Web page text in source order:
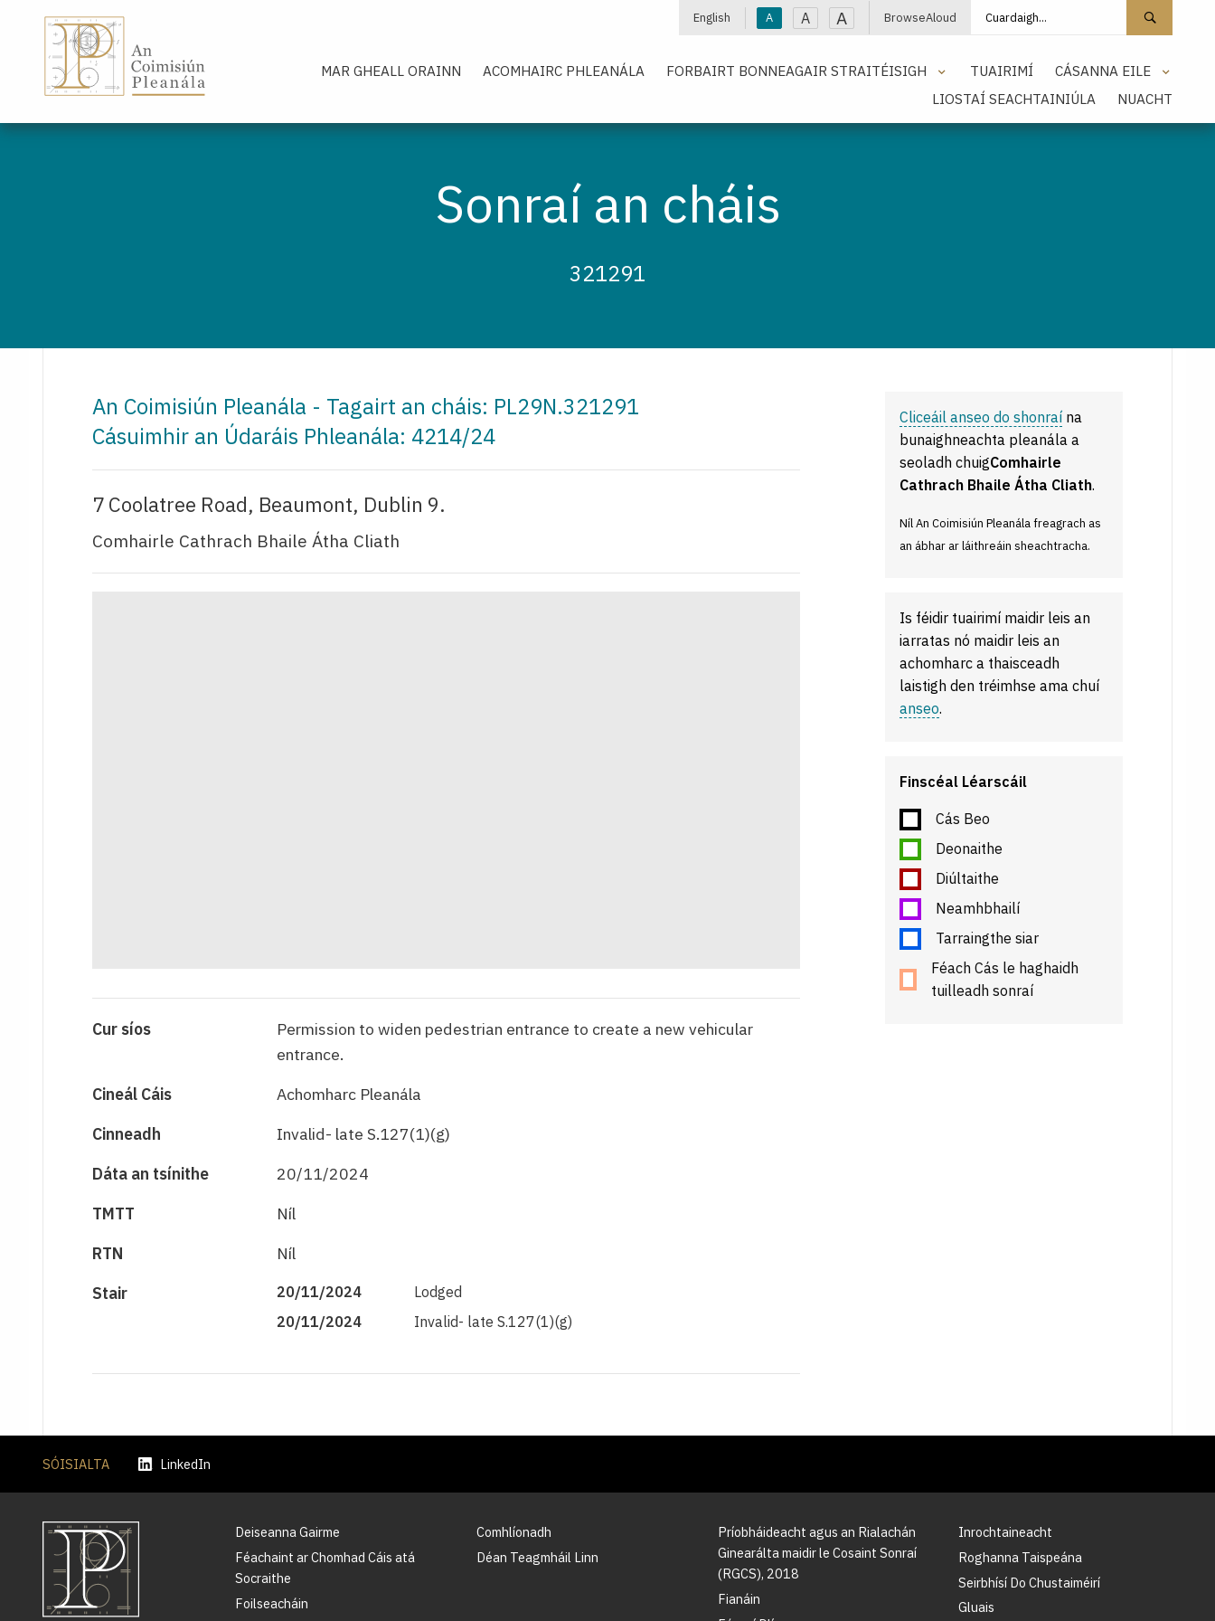
English A A A BrowseAloud Cuardaigh láithreán
MAR GHEALL ORAINN ACOMHAIRC PHLEANÁLA FORBAIRT BONNEAGAIR STRAITÉISIGH TUAIRIMÍ
CÁSANNA EILE
LIOSTAÍ SEACHTAINIÚLA
NUACHT
Sonraí an cháis
321291
An Coimisiún Pleanála - Tagairt an cháis: PL29N.321291
Cásuimhir an Údaráis Phleanála: 4214/24
7 Coolatree Road, Beaumont, Dublin 9.
Comhairle Cathrach Bhaile Átha Cliath
Cur síos
Permission to widen pedestrian entrance to create a new vehicular
entrance.
Cineál Cáis
Achomharc Pleanála
Cinneadh
Invalid- late S.127(1)(g)
Dáta an tsínithe
20/11/2024
TMTT
Níl
RTN
Níl
Stair
20/11/2024
Lodged
20/11/2024
Invalid- late S.127(1)(g)
Cliceáil anseo do shonraí na
bunaighneachta pleanála a
seoladh chuigComhairle
Cathrach Bhaile Átha Cliath.
Níl An Coimisiún Pleanála freagrach as
an ábhar ar láithreáin sheachtracha.
Is féidir tuairimí maidir leis an
iarratas nó maidir leis an
achomharc a thaisceadh
laistigh den tréimhse ama chuí
anseo.
Finscéal Léarscáil
Cás Beo
Deonaithe
Diúltaithe
Neamhbhailí
Tarraingthe siar
Féach Cás le haghaidh
tuilleadh sonraí
SÓISIALTA LinkedIn
Deiseanna Gairme
Féachaint ar Chomhad Cáis atá
Socraithe
Foilseacháin
Comhlíonadh
Déan Teagmháil Linn
Príobháideacht agus an Rialachán
Ginearálta maidir le Cosaint Sonraí
(RGCS), 2018
Fianáin
Inrochtaineacht
Roghanna Taispeána
Seirbhísí Do Chustaiméirí
Gluais